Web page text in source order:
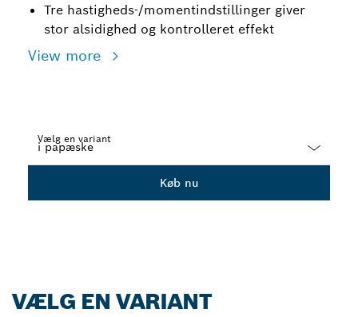
Tre hastigheds-/momentindstillinger giver
stor alsidighed og kontrolleret effekt
View more
Vælg en variant
Køb nu
VÆLG EN VARIANT